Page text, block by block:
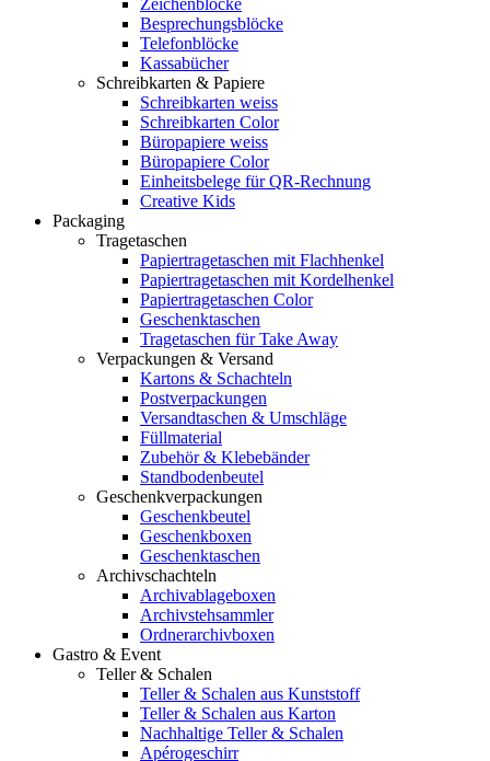
Zeichenblöcke
Besprechungsblöcke
Telefonblöcke
Kassabücher
Schreibkarten & Papiere
Schreibkarten weiss
Schreibkarten Color
Büropapiere weiss
Büropapiere Color
Einheitsbelege für QR-Rechnung
Creative Kids
Packaging
Tragetaschen
Papiertragetaschen mit Flachhenkel
Papiertragetaschen mit Kordelhenkel
Papiertragetaschen Color
Geschenktaschen
Tragetaschen für Take Away
Verpackungen & Versand
Kartons & Schachteln
Postverpackungen
Versandtaschen & Umschläge
Füllmaterial
Zubehör & Klebebänder
Standbodenbeutel
Geschenkverpackungen
Geschenkbeutel
Geschenkboxen
Geschenktaschen
Archivschachteln
Archivablageboxen
Archivstehsammler
Ordnerarchivboxen
Gastro & Event
Teller & Schalen
Teller & Schalen aus Kunststoff
Teller & Schalen aus Karton
Nachhaltige Teller & Schalen
Apérogeschirr